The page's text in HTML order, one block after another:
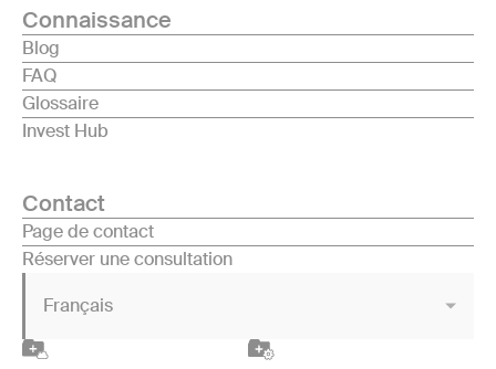
Connaissance
Blog
FAQ
Glossaire
Invest Hub
Contact
Page de contact
Réserver une consultation
Français